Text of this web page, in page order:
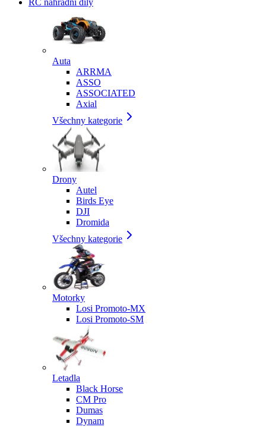
RC náhradní díly
Auta
ARRMA
ASSO
ASSOCIATED
Axial
Všechny kategorie
Drony
Autel
Birds Eye
DJI
Dromida
Všechny kategorie
Motorky
Losi Promoto-MX
Losi Promoto-SM
Letadla
Black Horse
CM Pro
Dumas
Dynam